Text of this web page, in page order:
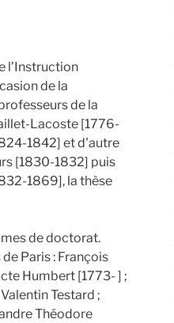
l’Instruction
de la
de la
Lacoste [1776-
1842] et d'autre
[1830-1832] puis
1869], la thèse
de doctorat.
Paris : François
Humbert [1773- ] ;
Testard ;
Théodore